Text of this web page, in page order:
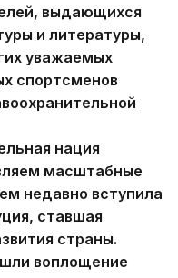
выдающихся
и литературы,
уважаемых
спортсменов
нация
масштабные
недавно вступила
ставшая
страны.
воплощение